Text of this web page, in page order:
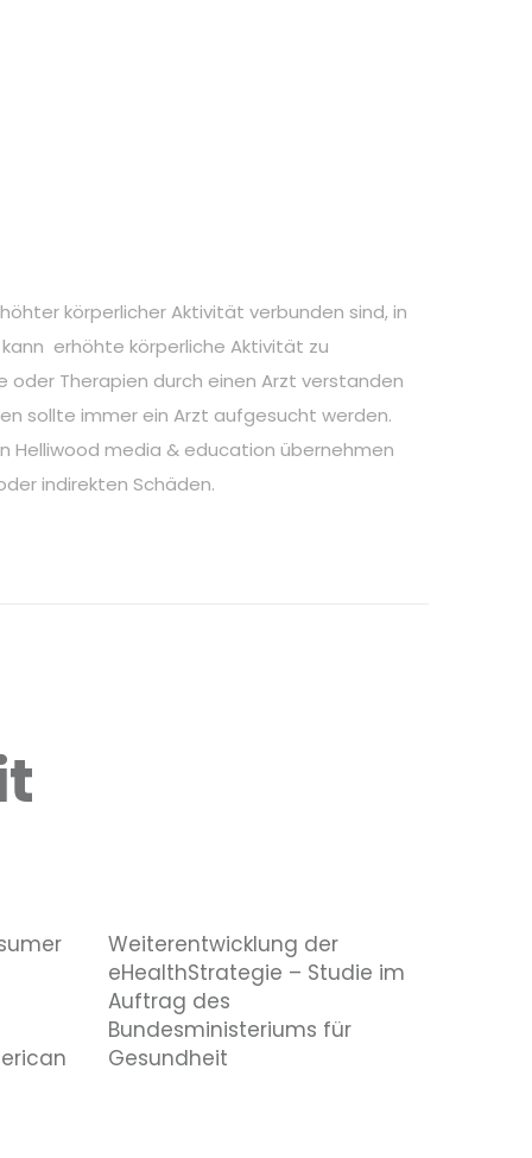
körperlicher Aktivität verbunden sind, in
erhöhte körperliche Aktivität zu
Therapien durch einen Arzt verstanden
sollte immer ein Arzt aufgesucht werden.
Helliwood media & education übernehmen
indirekten Schäden.
Weiterentwicklung der
eHealthStrategie – Studie im
Auftrag des
Bundesministeriums für
Gesundheit